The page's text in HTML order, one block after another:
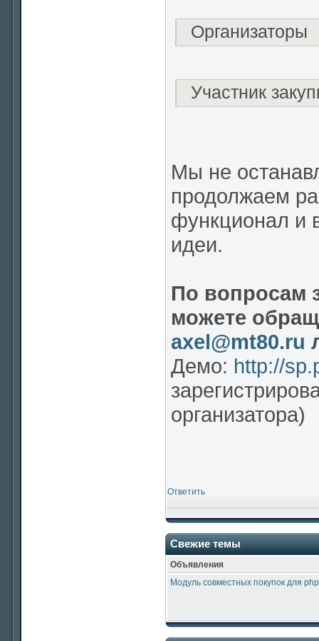
Организаторы
Участник
Мы не
продолжаем
функционал и
идеи.
По вопросам
можете
axel@mt80.ru
Демо: http://
организатора)
Ответить
Свежие темы
Объявления
Модуль совместных покупок для